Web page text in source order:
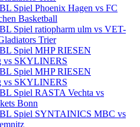
Spiel Phoenix Hagen vs FC
Basketball
Spiel ratiopharm ulm vs VET-
Trier
Spiel MHP RIESEN
vs SKYLINERS
Spiel MHP RIESEN
vs SKYLINERS
Spiel RASTA Vechta vs
Bonn
Spiel SYNTAINICS MBC vs